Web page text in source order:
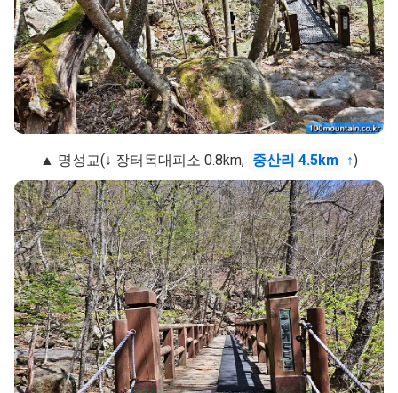
▲ 명성교(↓ 장터목대피소 0.8km, 중산리 4.5km ↑)